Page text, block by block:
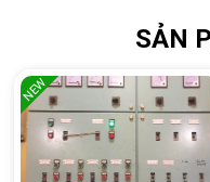
SẢN
NEW